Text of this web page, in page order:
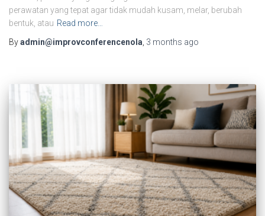
perawatan yang tepat agar tidak mudah kusam, melar, berubah
bentuk, atau Read more…
Byadmin@improvconferencenola, 3 months ago